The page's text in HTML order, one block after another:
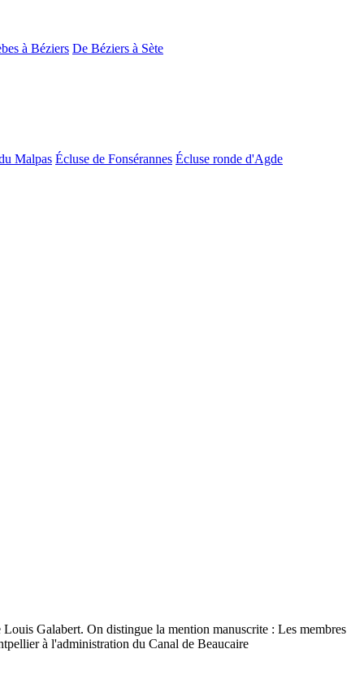
à Béziers De Béziers à Sète
Malpas Écluse de Fonsérannes Écluse ronde d'Agde